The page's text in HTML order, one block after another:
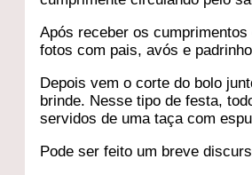
Após receber os
fotos com pais, avós e
Depois vem o corte do bolo
brinde. Nesse tipo de festa,
servidos de uma taça com
Pode ser feito um breve